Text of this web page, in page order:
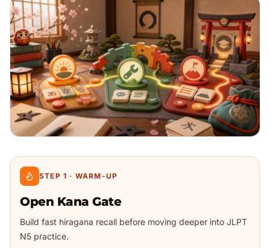
STEP 1 · WARM-UP
Open Kana Gate
Build fast hiragana recall before moving deeper into JLPT
N5 practice.